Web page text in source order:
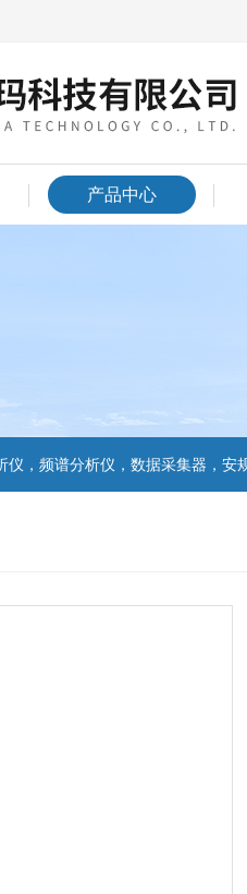
产品中心
分析仪，数据采集器，安规综合测试仪，